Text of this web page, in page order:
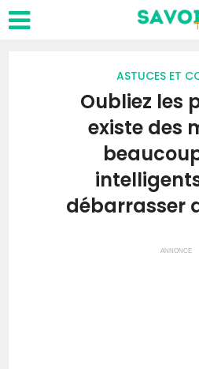
ASTUCES ET
Oubliez les
existe des
débarrasser
ANNONCE